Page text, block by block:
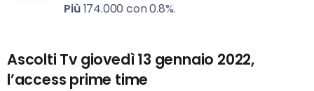
Più174.000 con 0.8%.
Ascolti Tv giovedì 13 gennaio 2022,
l’access prime time